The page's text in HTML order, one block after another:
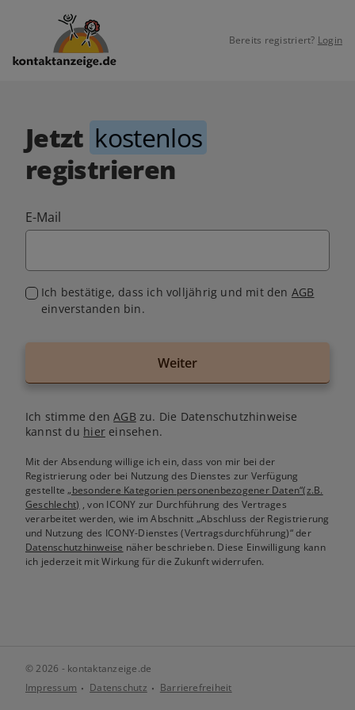
Bereits registriert? Login
Jetzt kostenlos
registrieren
E-Mail
Ich bestätige, dass ich volljährig und mit den AGB
einverstanden bin.
Weiter
Ich stimme denAGB zu. Die Datenschutzhinweise
kannst du hiereinsehen.
Mit der Absendung willige ich ein, dass von mir bei der
Registrierung oder bei Nutzung des Dienstes zur Verfügung
gestellte„besondere Kategorien personenbezogener Daten“(z.B.
Geschlecht) , von ICONY zur Durchführung des Vertrages
verarbeitet werden, wie im Abschnitt „Abschluss der Registrierung
und Nutzung des ICONY-Dienstes (Vertragsdurchführung)“ der
Datenschutzhinweise näher beschrieben. Diese Einwilligung kann
ich jederzeit mit Wirkung für die Zukunft widerrufen.
© 2026 - kontaktanzeige.de
Impressum
Datenschutz Barrierefreiheit